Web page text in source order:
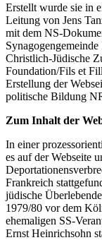
Erstellt wurde sie in
Leitung von Jens
mit dem NS-
Christlich-Jüdische
Foundation/Fils et
Erstellung der
politische Bildung
Zum Inhalt der
In einer
es auf der Webseite
Frankreich
jüdische
1979/80 vor dem
ehemaligen SS-
Ernst Heinrichsohn